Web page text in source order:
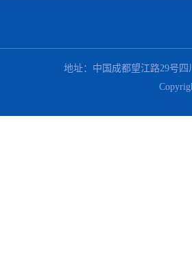
地址：中国成都望江路29号